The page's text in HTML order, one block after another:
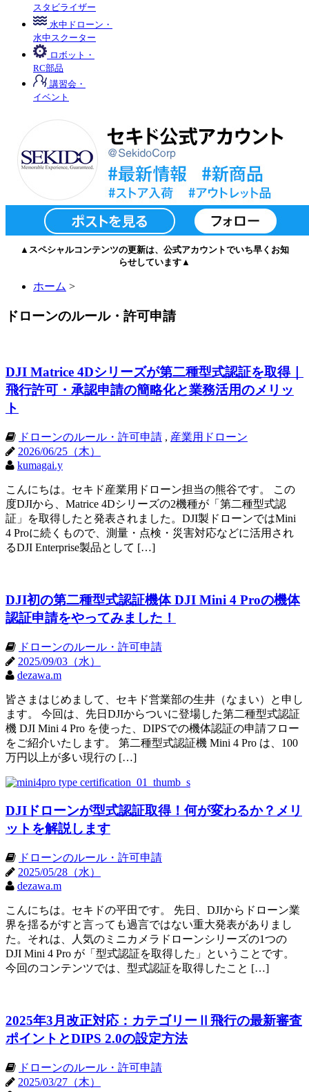
スタビライザー
水中ドローン・
水中スクーター
ロボット・
RC部品
講習会・
イベント
▲スペシャルコンテンツの更新は、公式アカウントでいち早くお知
らせしています▲
ホーム >
ドローンのルール・許可申請
DJI Matrice 4Dシリーズが第二種型式認証を取得｜
飛行許可・承認申請の簡略化と業務活用のメリッ
ト
ドローンのルール・許可申請 , 産業用ドローン
2026/06/25（木）
kumagai.y
こんにちは。セキド産業用ドローン担当の熊谷です。 この
度DJIから、Matrice 4Dシリーズの2機種が「第二種型式認
証」を取得したと発表されました。DJI製ドローンではMini
4 Proに続くもので、測量・点検・災害対応などに活用され
るDJI Enterprise製品として […]
DJI初の第二種型式認証機体 DJI Mini 4 Proの機体
認証申請をやってみました！
ドローンのルール・許可申請
2025/09/03（水）
dezawa.m
皆さまはじめまして、セキド営業部の生井（なまい）と申し
ます。 今回は、先日DJIからついに登場した第二種型式認証
機 DJI Mini 4 Pro を使った、DIPSでの機体認証の申請フロー
をご紹介いたします。 第二種型式認証機 Mini 4 Pro は、100
万円以上が多い現行の […]
DJIドローンが型式認証取得！何が変わるか？メリ
ットを解説します
ドローンのルール・許可申請
2025/05/28（水）
dezawa.m
こんにちは。セキドの平田です。 先日、DJIからドローン業
界を揺るがすと言っても過言ではない重大発表がありまし
た。それは、人気のミニカメラドローンシリーズの1つの
DJI Mini 4 Pro が「型式認証を取得した」ということです。
今回のコンテンツでは、型式認証を取得したこと […]
2025年3月改正対応：カテゴリーⅡ飛行の最新審査
ポイントとDIPS 2.0の設定方法
ドローンのルール・許可申請
2025/03/27（木）